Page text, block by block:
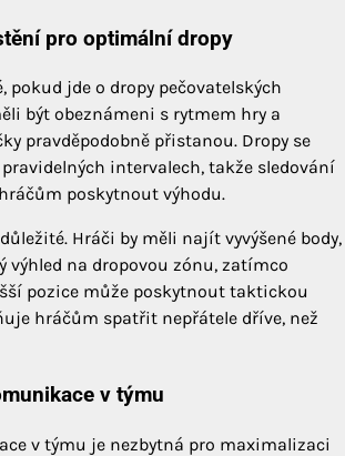
pro optimální dropy
pokud jde o dropy pečovatelských
být obeznámeni s rytmem hry a
pravděpodobně přistanou. Dropy se
intervalech, takže sledování
poskytnout výhodu.
Hráči by měli najít vyvýšené body,
výhled na dropovou zónu, zatímco
pozice může poskytnout taktickou
hráčům spatřit nepřátele dříve, než
v týmu
v týmu je nezbytná pro maximalizaci